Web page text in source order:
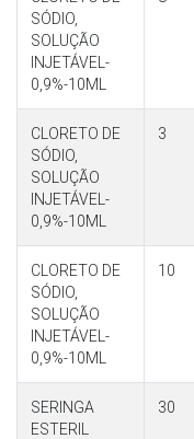
SÓDIO,
SOLUÇÃO
INJETÁVEL-
0,9%-10ML
CLORETO DE
SÓDIO,
SOLUÇÃO
INJETÁVEL-
0,9%-10ML
3
CLORETO DE
SÓDIO,
SOLUÇÃO
INJETÁVEL-
0,9%-10ML
10
SERINGA
ESTERIL
30